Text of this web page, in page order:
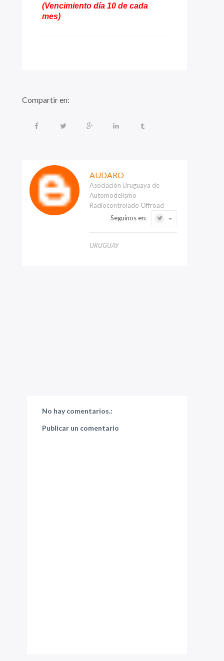
(Vencimiento día 10 de cada
mes)
Compartir en:
AUDARO
Asociación Uruguaya de
Automodelismo
Radiocontrolado Offroad
Seguinos en:
URUGUAY
No hay comentarios.:
Publicar un comentario